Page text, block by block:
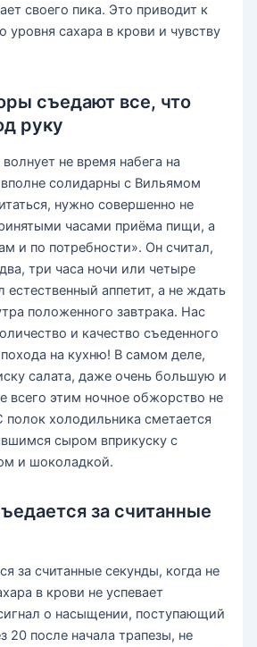
своего пика. Это приводит к
уровня сахара в крови и чувству
съедают все, что
руку
не время набега на
солидарны с Вильямом
нужно совершенно не
часами приёма пищи, а
и по потребности». Он считал,
три часа ночи или четыре
аппетит, а не ждать
положенного завтрака. Нас
и качество съеденного
на кухню! В самом деле,
салата, даже очень большую и
всего этим ночное обжорство не
полок холодильника сметается
сыром вприкуску с
и шоколадкой.
за считанные
за считанные секунды, когда не
в крови не успевает
о насыщении, поступающий
20 после начала трапезы, не